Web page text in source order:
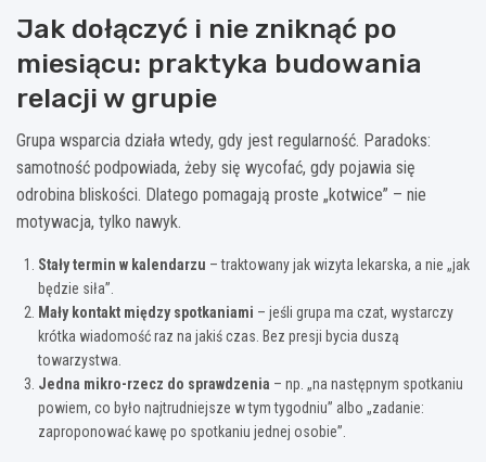
Jak dołączyć i nie zniknąć po
miesiącu: praktyka budowania
relacji w grupie
Grupa wsparcia działa wtedy, gdy jest regularność. Paradoks:
samotność podpowiada, żeby się wycofać, gdy pojawia się
odrobina bliskości. Dlatego pomagają proste „kotwice” – nie
motywacja, tylko nawyk.
Stały termin w kalendarzu – traktowany jak wizyta lekarska, a nie „jak
będzie siła”.
Mały kontakt między spotkaniami – jeśli grupa ma czat, wystarczy
krótka wiadomość raz na jakiś czas. Bez presji bycia duszą
towarzystwa.
Jedna mikro-rzecz do sprawdzenia – np. „na następnym spotkaniu
powiem, co było najtrudniejsze w tym tygodniu” albo „zadanie:
zaproponować kawę po spotkaniu jednej osobie”.